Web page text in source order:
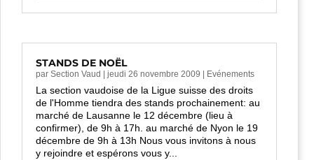
STANDS DE NOËL
par Section Vaud jeudi 26 novembre 2009 Evénements
La section vaudoise de la Ligue suisse des droits
de l'Homme tiendra des stands prochainement: au
marché de Lausanne le 12 décembre (lieu à
confirmer), de 9h à 17h. au marché de Nyon le 19
décembre de 9h à 13h Nous vous invitons à nous
y rejoindre et espérons vous y...